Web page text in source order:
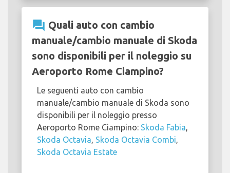
question_answer Quali auto con cambio
manuale/cambio manuale di Skoda
sono disponibili per il noleggio su
Aeroporto Rome Ciampino?
Le seguenti auto con cambio
manuale/cambio manuale di Skoda sono
disponibili per il noleggio presso
Aeroporto Rome Ciampino: Skoda Fabia
Skoda Octavia Skoda Octavia Combi
Skoda Octavia Estate